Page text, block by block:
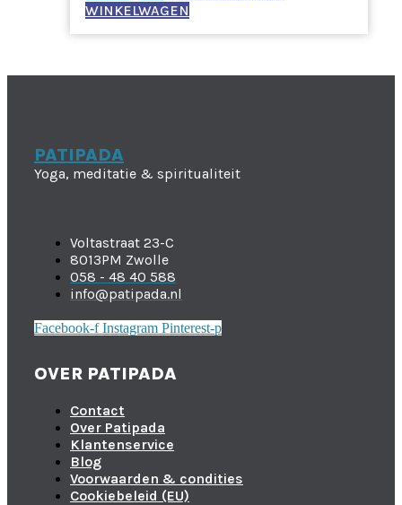
WINKELWAGEN
PATIPADA
Yoga, meditatie & spiritualiteit
Voltastraat 23-C
8013PM Zwolle
058 - 48 40 588
info@patipada.nl
Facebook-f Instagram Pinterest-p
OVER PATIPADA
Contact
Over Patipada
Klantenservice
Blog
Voorwaarden & condities
Cookiebeleid (EU)